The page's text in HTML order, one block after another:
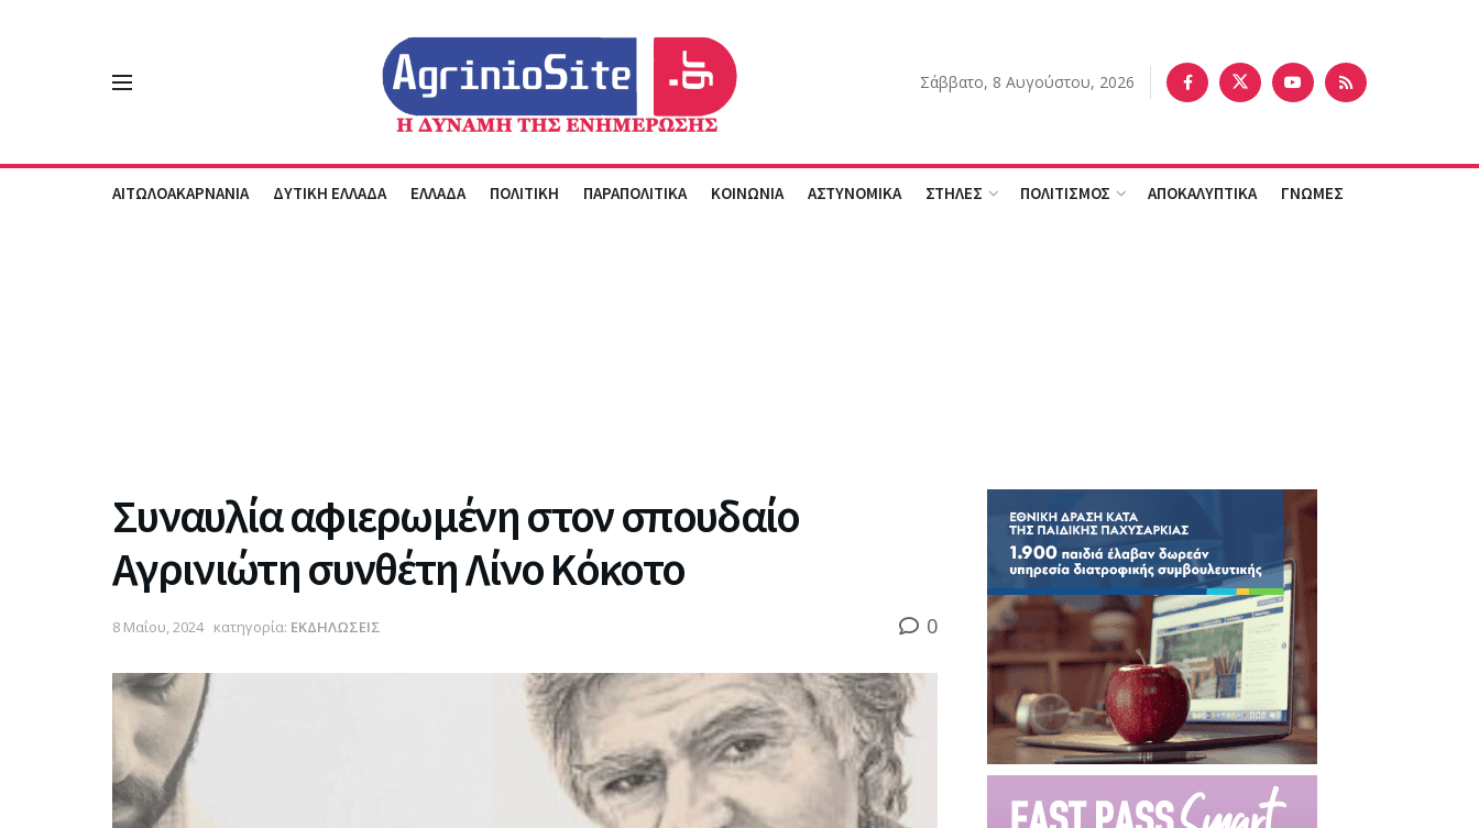
Σάββατο, 8 Αυγούστου, 2026
ΑΙΤΩΛΟΑΚΑΡΝΑΝΙΑ ΔΥΤΙΚΗ ΕΛΛΑΔΑ ΕΛΛΑΔΑ ΠΟΛΙΤΙΚΗ ΠΑΡΑΠΟΛΙΤΙΚΑ ΚΟΙΝΩΝΙΑ ΑΣΤΥΝΟΜΙΚΑ ΣΤΗΛΕΣ ΠΟΛΙΤΙΣΜΟΣ ΑΠΟΚΑΛΥΠΤΙΚΑ ΓΝΩΜΕΣ
Συναυλία αφιερωμένη στον σπουδαίο
Αγρινιώτη συνθέτη Λίνο Κόκοτο
8 Μαΐου, 2024 κατηγορία: ΕΚΔΗΛΩΣΕΙΣ 0